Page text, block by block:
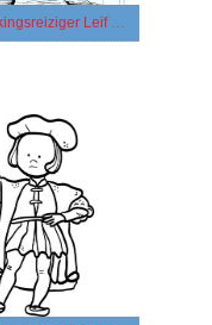
Ontdekkingsreiziger Leif Erikson